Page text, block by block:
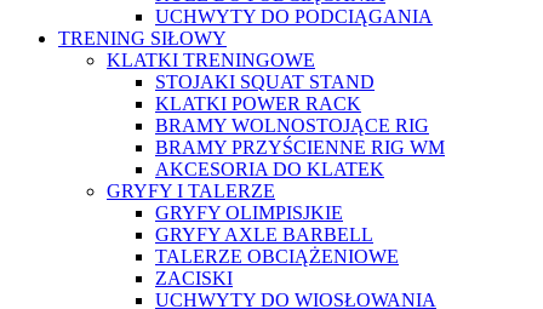
UCHWYTY DO PODCIĄGANIA
TRENING SIŁOWY
KLATKI TRENINGOWE
STOJAKI SQUAT STAND
KLATKI POWER RACK
BRAMY WOLNOSTOJĄCE RIG
BRAMY PRZYŚCIENNE RIG WM
AKCESORIA DO KLATEK
GRYFY I TALERZE
GRYFY OLIMPISJKIE
GRYFY AXLE BARBELL
TALERZE OBCIĄŻENIOWE
ZACISKI
UCHWYTY DO WIOSŁOWANIA